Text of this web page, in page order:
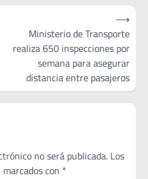
Ministerio de Transporte
realiza 650 inspecciones por
semana para asegurar
distancia entre pasajeros
⟶
no será publicada. Los
con *